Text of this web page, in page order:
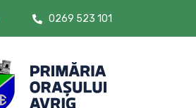
0269 523 101